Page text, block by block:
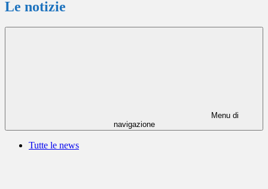
Le notizie
Menu di
navigazione
Tutte le news